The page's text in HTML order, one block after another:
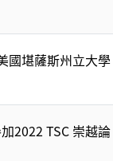
國堪薩斯州立大學
2022 TSC 崇越論